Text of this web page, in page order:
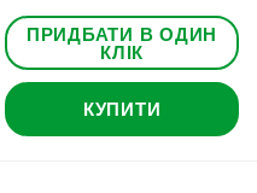
ПРИДБАТИ В ОДИН
КЛІК
КУПИТИ